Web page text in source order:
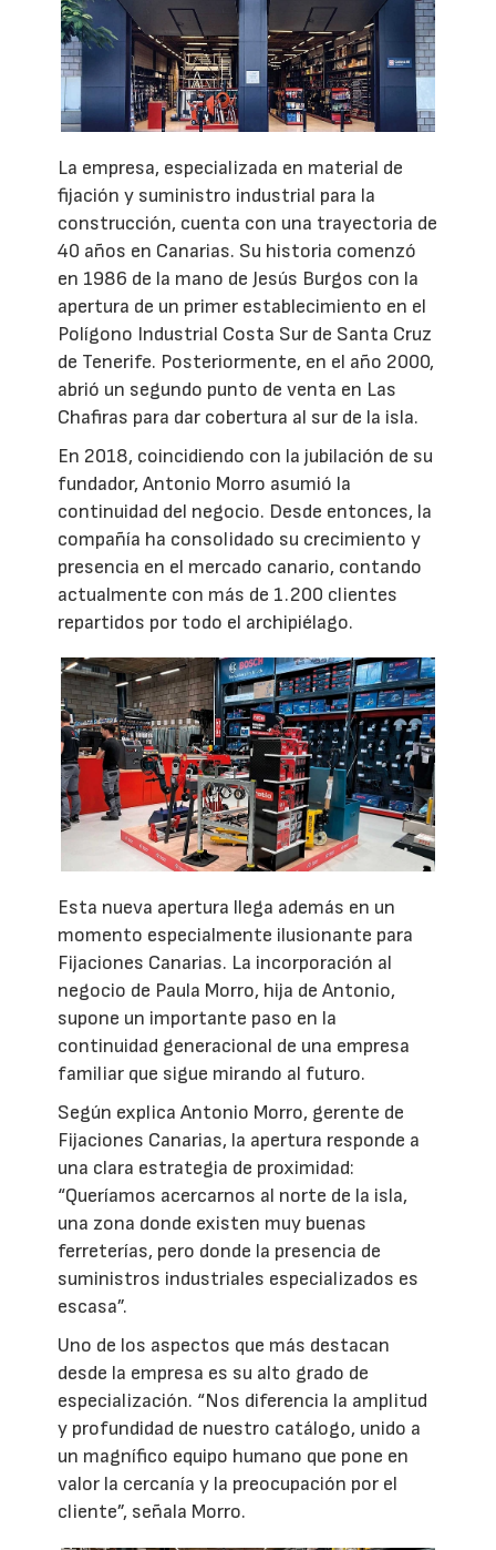
La empresa, especializada en material de
fijación y suministro industrial para la
construcción, cuenta con una trayectoria de
40 años en Canarias. Su historia comenzó
en 1986 de la mano de Jesús Burgos con la
apertura de un primer establecimiento en el
Polígono Industrial Costa Sur de Santa Cruz
de Tenerife. Posteriormente, en el año 2000,
abrió un segundo punto de venta en Las
Chafiras para dar cobertura al sur de la isla.
En 2018, coincidiendo con la jubilación de su
fundador, Antonio Morro asumió la
continuidad del negocio. Desde entonces, la
compañía ha consolidado su crecimiento y
presencia en el mercado canario, contando
actualmente con más de 1.200 clientes
repartidos por todo el archipiélago.
Esta nueva apertura llega además en un
momento especialmente ilusionante para
Fijaciones Canarias. La incorporación al
negocio de Paula Morro, hija de Antonio,
supone un importante paso en la
continuidad generacional de una empresa
familiar que sigue mirando al futuro.
Según explica Antonio Morro, gerente de
Fijaciones Canarias, la apertura responde a
una clara estrategia de proximidad:
“Queríamos acercarnos al norte de la isla,
una zona donde existen muy buenas
ferreterías, pero donde la presencia de
suministros industriales especializados es
escasa”.
Uno de los aspectos que más destacan
desde la empresa es su alto grado de
especialización. “Nos diferencia la amplitud
y profundidad de nuestro catálogo, unido a
un magnífico equipo humano que pone en
valor la cercanía y la preocupación por el
cliente”, señala Morro.